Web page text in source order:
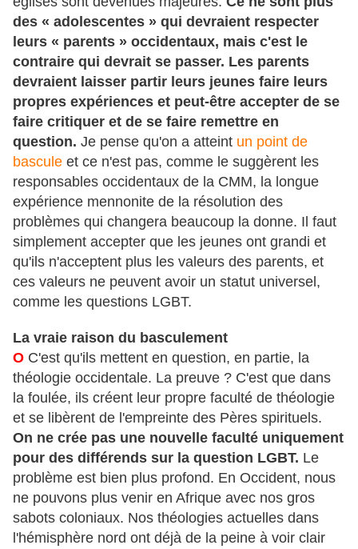
des « adolescentes » qui devraient respecter
leurs « parents » occidentaux, mais c'est le
contraire qui devrait se passer. Les parents
devraient laisser partir leurs jeunes faire leurs
propres expériences et peut-être accepter de se
faire critiquer et de se faire remettre en
question. Je pense qu'on a atteint un point de
bascule et ce n'est pas, comme le suggèrent les
responsables occidentaux de la CMM, la longue
expérience mennonite de la résolution des
problèmes qui changera beaucoup la donne. Il faut
simplement accepter que les jeunes ont grandi et
qu'ils n'acceptent plus les valeurs des parents, et
ces valeurs ne peuvent avoir un statut universel,
comme les questions LGBT.
La vraie raison du basculement
O C'est qu'ils mettent en question, en partie, la
théologie occidentale. La preuve ? C'est que dans
la foulée, ils créent leur propre faculté de théologie
et se libèrent de l'empreinte des Pères spirituels.
On ne crée pas une nouvelle faculté uniquement
pour des différends sur la question LGBT. Le
problème est bien plus profond. En Occident, nous
ne pouvons plus venir en Afrique avec nos gros
sabots coloniaux. Nos théologies actuelles dans
l'hémisphère nord ont déjà de la peine à voir clair